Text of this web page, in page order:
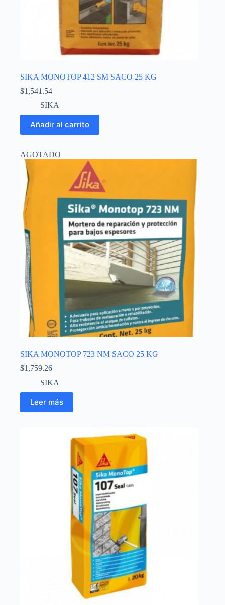
SIKA MONOTOP 412 SM SACO 25 KG
$1,541.54
SIKA
Añadir al carrito
AGOTADO
SIKA MONOTOP 723 NM SACO 25 KG
$1,759.26
SIKA
Leer más